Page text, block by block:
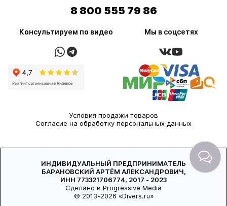
Консультируем по видео Мы в соцсетях
8 800 555 79 86
Условия продажи товаров
Согласие на обработку персональных данных
© 2013-2026 «Divers.ru»
ИНДИВИДУАЛЬНЫЙ ПРЕДПРИНИМАТЕЛЬ
БАРАНОВСКИЙ АРТЁМ АЛЕКСАНДРОВИЧ,
ИНН 773321706774, 2017 - 2023
Сделано в Progressive Media